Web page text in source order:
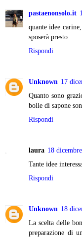
pastaenonsolo.it
quante idee
sposerà presto.
Rispondi
Unknown 17
Quanto sono
bolle di sapone
Rispondi
laura 18
Tante idee
Rispondi
Unknown 18
La scelta delle
preparazione di